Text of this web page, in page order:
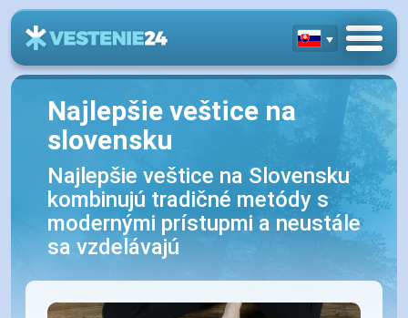
Najlepšie veštice na
slovensku
Najlepšie veštice na Slovensku
kombinujú tradičné metódy s
modernými prístupmi a neustále
sa vzdelávajú